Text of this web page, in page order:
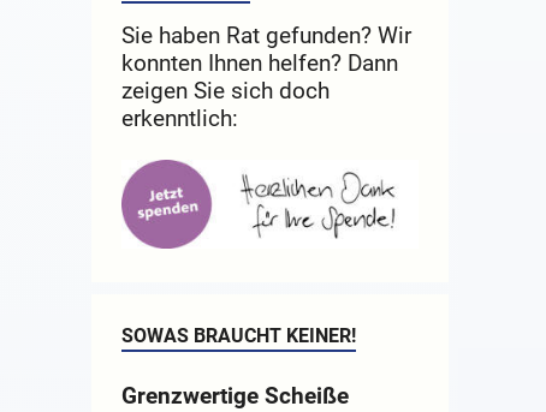
Sie haben Rat gefunden? Wir
konnten Ihnen helfen? Dann
zeigen Sie sich doch
erkenntlich:
SOWAS BRAUCHT KEINER!
Grenzwertige Scheiße